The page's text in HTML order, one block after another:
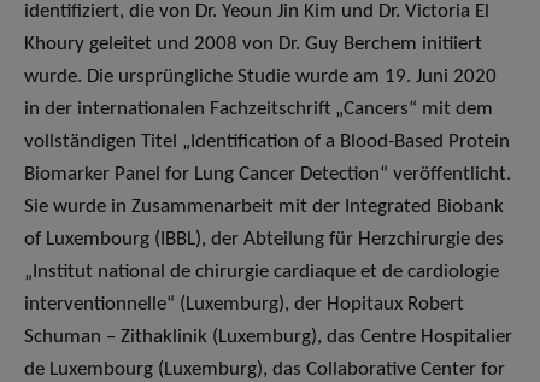
identifiziert, die von Dr. Yeoun Jin Kim und Dr. Victoria El
Khoury geleitet und 2008 von Dr. Guy Berchem initiiert
wurde. Die ursprüngliche Studie wurde am 19. Juni 2020
in der internationalen Fachzeitschrift „Cancers“ mit dem
vollständigen Titel „Identification of a Blood-Based Protein
Biomarker Panel for Lung Cancer Detection“ veröffentlicht.
Sie wurde in Zusammenarbeit mit der Integrated Biobank
of Luxembourg (IBBL), der Abteilung für Herzchirurgie des
„Institut national de chirurgie cardiaque et de cardiologie
interventionnelle“ (Luxemburg), der Hopitaux Robert
Schuman – Zithaklinik (Luxemburg), das Centre Hospitalier
de Luxembourg (Luxemburg), das Collaborative Center for